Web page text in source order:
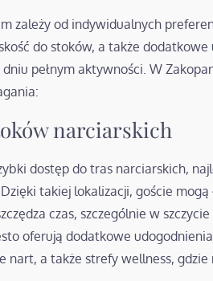
zależy od indywidualnych
do stoków, a także
pełnym aktywności. W
narciarskich
dostęp do tras narciarskich,
takiej lokalizacji, goście
czas, szczególnie w
oferują dodatkowe
nart, a także strefy wellness,